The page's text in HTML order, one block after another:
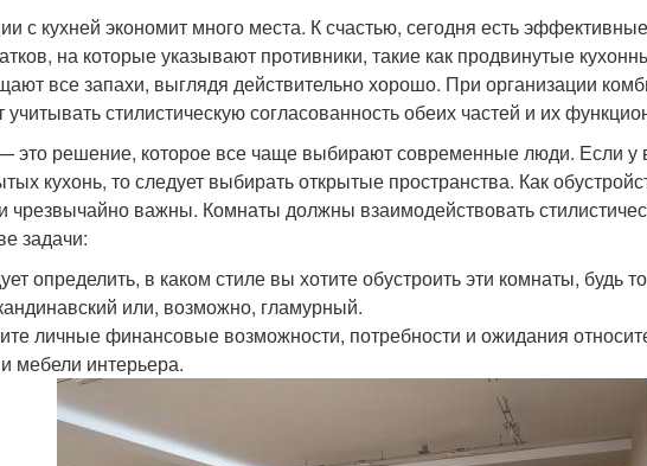
с кухней экономит много места. К счастью, сегодня есть
на которые указывают противники, такие как продвинутые
все запахи, выглядя действительно хорошо. При организации
учитывать стилистическую согласованность обеих частей и их
это решение, которое все чаще выбирают современные люди. Если у
кухонь, то следует выбирать открытые пространства. Как
чрезвычайно важны. Комнаты должны взаимодействовать
задачи:
определить, в каком стиле вы хотите обустроить эти комнаты, будь
или, возможно, гламурный.
личные финансовые возможности, потребности и ожидания
мебели интерьера.